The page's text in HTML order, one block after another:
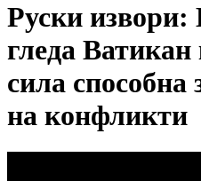
Руски
гледа Ватикан
сила
на конфликти